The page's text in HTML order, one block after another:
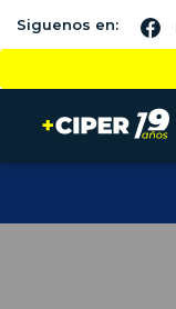
Siguenos en: